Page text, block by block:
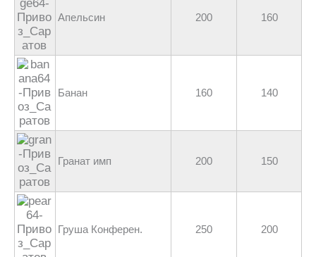
Апельсин 200 160
Банан 160 140
Гранат имп 200 150
Груша Конферен. 250 200